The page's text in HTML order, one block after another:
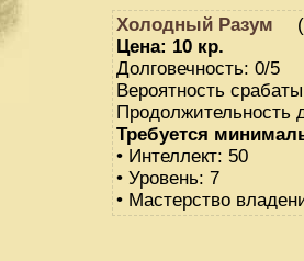
Холодный Разум
Цена: 10 кр.
Долговечность: 0/5
Вероятность
Продолжительность
Требуется
• Интеллект: 50
• Уровень: 7
• Мастерство